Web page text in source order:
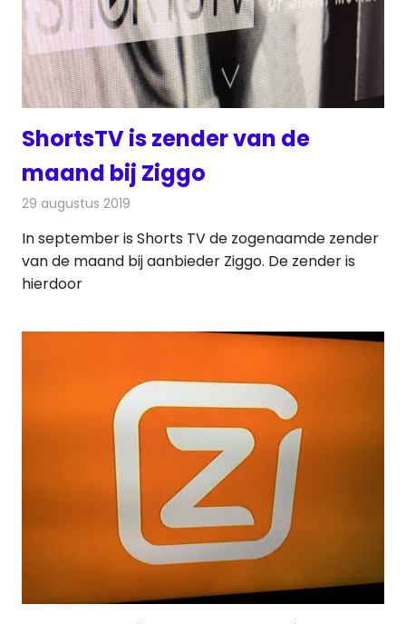
ShortsTV is zender van de
maand bij Ziggo
29 augustus 2019
In september is Shorts TV de zogenaamde zender
van de maand bij aanbieder Ziggo. De zender is
hierdoor